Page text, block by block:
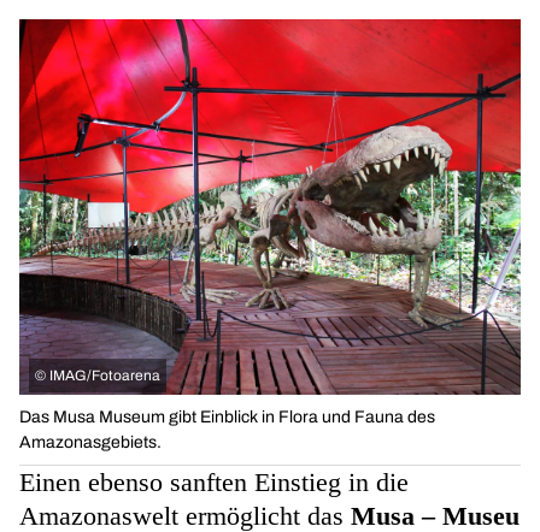
© IMAG/Fotoarena
Das Musa Museum gibt Einblick in Flora und Fauna des
Amazonasgebiets.
Einen ebenso sanften Einstieg in die
Amazonaswelt ermöglicht das Musa – Museu